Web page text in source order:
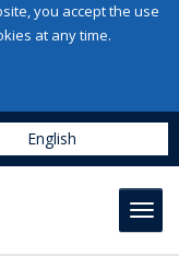
you accept the use
at any time.
English